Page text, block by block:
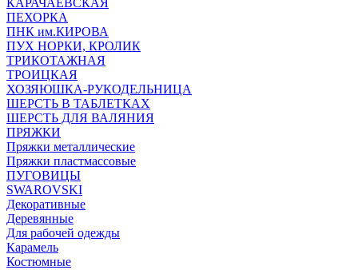
КАРАЧАЕВСКАЯ
ПЕХОРКА
ПНК им.КИРОВА
ПУХ НОРКИ, КРОЛИК
ТРИКОТАЖНАЯ
ТРОИЦКАЯ
ХОЗЯЮШКА-РУКОДЕЛЬНИЦА
ШЕРСТЬ В ТАБЛЕТКАХ
ШЕРСТЬ ДЛЯ ВАЛЯНИЯ
ПРЯЖКИ
Пряжки металлические
Пряжки пластмассовые
ПУГОВИЦЫ
SWAROVSKI
Декоративные
Деревянные
Для рабочей одежды
Карамель
Костюмные